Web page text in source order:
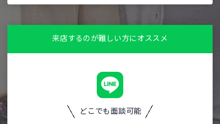
来店するのが難しい方にオススメ
どこでも面談可能